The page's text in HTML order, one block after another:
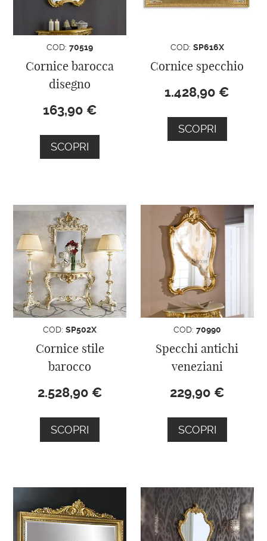
COD:70519
Cornice barocca
disegno
163,90 €
SCOPRI
COD: SP616X
Cornice specchio
1.428,90 €
SCOPRI
COD:SP502X
Cornice stile
barocco
2.528,90 €
SCOPRI
COD: 70990
Specchi antichi
veneziani
229,90 €
SCOPRI